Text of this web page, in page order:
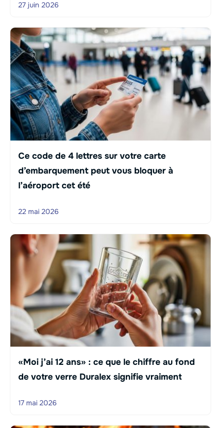
27 juin 2026
Ce code de 4 lettres sur votre carte
d’embarquement peut vous bloquer à
l’aéroport cet été
22 mai 2026
«Moi j’ai 12 ans» : ce que le chiffre au fond
de votre verre Duralex signifie vraiment
17 mai 2026